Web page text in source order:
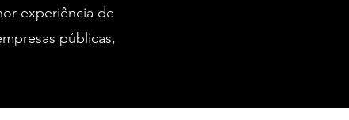
experiência de
públicas,